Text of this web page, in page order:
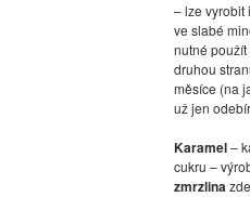
– lze vyrobit
ve slabé
nutné použít
druhou
měsíce (na
už jen
Karamel–
cukru –
zmrzlina